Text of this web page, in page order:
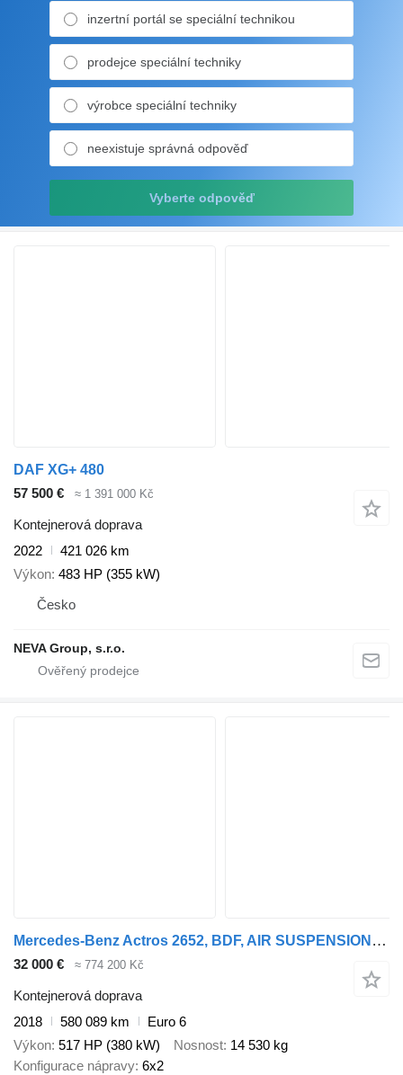
inzertní portál se speciální technikou
prodejce speciální techniky
výrobce speciální techniky
neexistuje správná odpověď
Vyberte odpověď
DAF XG+ 480
57 500 €
≈ 1 391 000 Kč
Kontejnerová doprava
2022
421 026 km
Výkon 483 HP (355 kW)
Česko
NEVA Group, s.r.o.
Mercedes-Benz Actros 2652, BDF, AIR SUSPENSION, LIFT AXLE, EURO 6
32 000 € ≈ 774 200 Kč
Kontejnerová doprava
2018
580 089 km
Euro 6
Výkon 517 HP (380 kW) Nosnost 14 530 kg
Konfigurace nápravy 6x2